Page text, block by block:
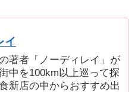
イ
著者「ノーディレイ」が
中を100km以上巡って探
新店の中からおすすめ出